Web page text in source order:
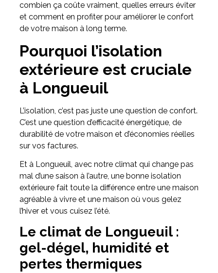
combien ça coûte vraiment, quelles erreurs éviter
et comment en profiter pour améliorer le confort
de votre maison à long terme.
Pourquoi l’isolation
extérieure est cruciale
à Longueuil
L’isolation, c’est pas juste une question de confort.
C’est une question d’efficacité énergétique, de
durabilité de votre maison et d’économies réelles
sur vos factures.
Et à Longueuil, avec notre climat qui change pas
mal d’une saison à l’autre, une bonne isolation
extérieure fait toute la différence entre une maison
agréable à vivre et une maison où vous gelez
l’hiver et vous cuisez l’été.
Le climat de Longueuil :
gel-dégel, humidité et
pertes thermiques